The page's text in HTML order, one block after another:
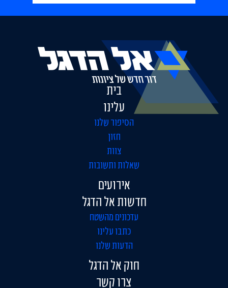
בית
עלינו
הסיפור שלנו
חזון
צוות
שאלות ותשובות
אירועים
חדשות אל הדגל
עדכונים מהשטח
כתבו עלינו
הדעות שלנו
חוק אל הדגל
צרו קשר